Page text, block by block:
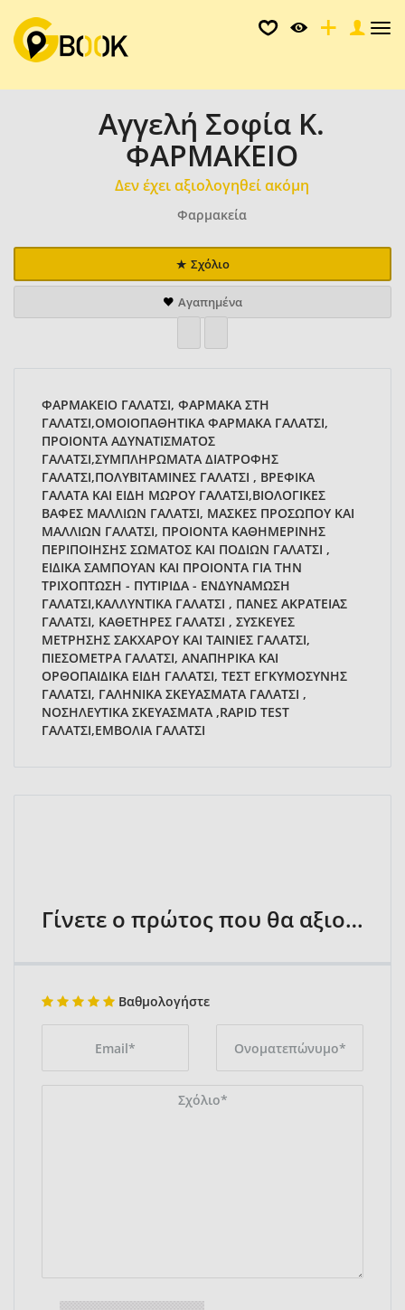
Αγγελή Σοφία Κ.
ΦΑΡΜΑΚΕΙΟ
Δεν έχει αξιολογηθεί ακόμη
Φαρμακεία
Σχόλιο
Αγαπημένα
ΦΑΡΜΑΚΕΙΟ ΓΑΛΑΤΣΙ, ΦΑΡΜΑΚΑ ΣΤΗ
ΓΑΛΑΤΣΙ,ΟΜΟΙΟΠΑΘΗΤΙΚΑ ΦΑΡΜΑΚΑ ΓΑΛΑΤΣΙ,
ΠΡΟΙΟΝΤΑ ΑΔΥΝΑΤΙΣΜΑΤΟΣ
ΓΑΛΑΤΣΙ,ΣΥΜΠΛΗΡΩΜΑΤΑ ΔΙΑΤΡΟΦΗΣ
ΓΑΛΑΤΣΙ,ΠΟΛΥΒΙΤΑΜΙΝΕΣ ΓΑΛΑΤΣΙ , ΒΡΕΦΙΚΑ
ΓΑΛΑΤΑ ΚΑΙ ΕΙΔΗ ΜΩΡΟΥ ΓΑΛΑΤΣΙ,ΒΙΟΛΟΓΙΚΕΣ
ΒΑΦΕΣ ΜΑΛΛΙΩΝ ΓΑΛΑΤΣΙ, ΜΑΣΚΕΣ ΠΡΟΣΩΠΟΥ ΚΑΙ
ΜΑΛΛΙΩΝ ΓΑΛΑΤΣΙ, ΠΡΟΙΟΝΤΑ ΚΑΘΗΜΕΡΙΝΗΣ
ΠΕΡΙΠΟΙΗΣΗΣ ΣΩΜΑΤΟΣ ΚΑΙ ΠΟΔΙΩΝ ΓΑΛΑΤΣΙ ,
ΕΙΔΙΚΑ ΣΑΜΠΟΥΑΝ ΚΑΙ ΠΡΟΙΟΝΤΑ ΓΙΑ ΤΗΝ
ΤΡΙΧΟΠΤΩΣΗ - ΠΥΤΙΡΙΔΑ - ΕΝΔΥΝΑΜΩΣΗ
ΓΑΛΑΤΣΙ,ΚΑΛΛΥΝΤΙΚΑ ΓΑΛΑΤΣΙ , ΠΑΝΕΣ ΑΚΡΑΤΕΙΑΣ
ΓΑΛΑΤΣΙ, ΚΑΘΕΤΗΡΕΣ ΓΑΛΑΤΣΙ , ΣΥΣΚΕΥΕΣ
ΜΕΤΡΗΣΗΣ ΣΑΚΧΑΡΟΥ ΚΑΙ ΤΑΙΝΙΕΣ ΓΑΛΑΤΣΙ,
ΠΙΕΣΟΜΕΤΡΑ ΓΑΛΑΤΣΙ, ΑΝΑΠΗΡΙΚΑ ΚΑΙ
ΟΡΘΟΠΑΙΔΙΚΑ ΕΙΔΗ ΓΑΛΑΤΣΙ, ΤΕΣΤ ΕΓΚΥΜΟΣΥΝΗΣ
ΓΑΛΑΤΣΙ, ΓΑΛΗΝΙΚΑ ΣΚΕΥΑΣΜΑΤΑ ΓΑΛΑΤΣΙ ,
ΝΟΣΗΛΕΥΤΙΚΑ ΣΚΕΥΑΣΜΑΤΑ ,RAPID TEST
ΓΑΛΑΤΣΙ,ΕΜΒΟΛΙΑ ΓΑΛΑΤΣΙ
Γίνετε ο πρώτος που θα αξιολογήσει
Βαθμολογήστε